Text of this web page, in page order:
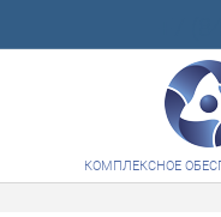
КОМПЛЕКСНОЕ